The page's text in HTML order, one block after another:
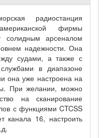
радиостанция
фирмы
солидным арсеналом
надежности. Она
судами, а также с
в диапазоне
она уже настроена на
При желании, можно
на сканирование
с функциями CTCSS
канала 16, настроить